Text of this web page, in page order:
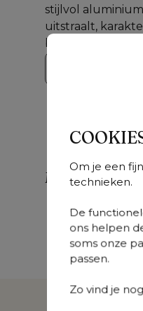
Om je een
technieken.
De
ons helpen
soms onze
passen.
Zo vind je
stijlvol
uitstraalt,
brengt.
Meer uit deze
Donato
varianten
Donato
loungehoek in
zwart aluminium
met all weather
cosytica Marbella